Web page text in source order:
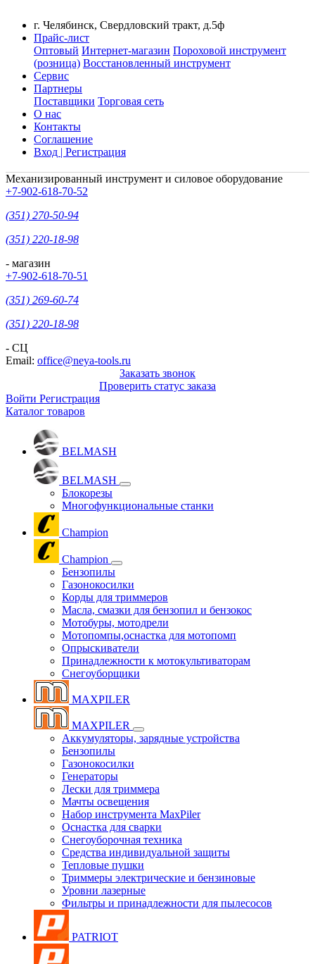
г. Челябинск, Свердловский тракт, д.5ф
Прайс-лист
Оптовый Интернет-магазин Пороховой инструмент
(розница) Восстановленный инструмент
Сервис
Партнеры
Поставщики Торговая сеть
О нас
Контакты
Соглашение
Вход | Регистрация
Механизированный инструмент и силовое оборудование
+7-902-618-70-52
(351) 270-50-94
(351) 220-18-98
- магазин
+7-902-618-70-51
(351) 269-60-74
(351) 220-18-98
- СЦ
Email: office@neya-tools.ru
Заказать звонок
Проверить статус заказа
Войти Регистрация
Каталог товаров
BELMASH
BELMASH
Блокорезы
Многофункциональные станки
Champion
Champion
Бензопилы
Газонокосилки
Корды для триммеров
Масла, смазки для бензопил и бензокос
Мотобуры, мотодрели
Мотопомпы,оснастка для мотопомп
Опрыскиватели
Принадлежности к мотокультиваторам
Снегоуборщики
MAXPILER
MAXPILER
Аккумуляторы, зарядные устройства
Бензопилы
Газонокосилки
Генераторы
Лески для триммера
Мачты освещения
Набор инструмента MaxPiler
Оснастка для сварки
Снегоуборочная техника
Средства индивидуальной защиты
Тепловые пушки
Триммеры электрические и бензиновые
Уровни лазерные
Фильтры и принадлежности для пылесосов
PATRIOT